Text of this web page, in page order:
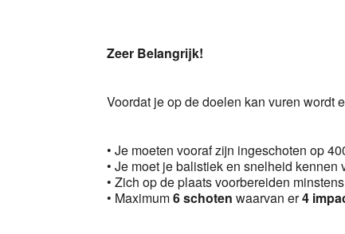
Zeer Belangrijk!
Voordat je op de doelen kan vuren wordt
• Je moeten vooraf zijn ingeschoten op
• Je moet je balistiek en snelheid
• Zich op de plaats voorbereiden
• Maximum6 schoten waarvan er4